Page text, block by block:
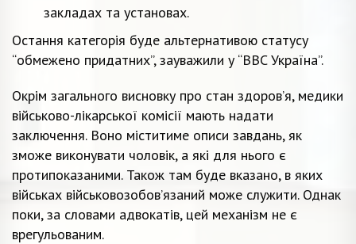
закладах та установах.
Остання категорія буде альтернативою статусу
“обмежено придатних”, зауважили у “BBC Україна”.
Окрім загального висновку про стан здоров’я, медики
військово-лікарської комісії мають надати
заключення. Воно міститиме описи завдань, як
зможе виконувати чоловік, а які для нього є
протипоказаними. Також там буде вказано, в яких
військах військовозобов’язаний може служити. Однак
поки, за словами адвокатів, цей механізм не є
врегульованим.